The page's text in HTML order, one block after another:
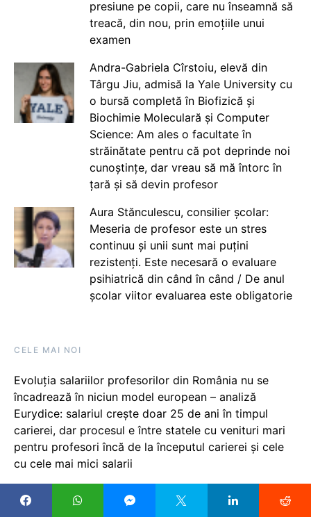
presiune pe copii, care nu înseamnă să
treacă, din nou, prin emoțiile unui
examen
Andra-Gabriela Cîrstoiu, elevă din
Târgu Jiu, admisă la Yale University cu
o bursă completă în Biofizică și
Biochimie Moleculară și Computer
Science: Am ales o facultate în
străinătate pentru că pot deprinde noi
cunoștințe, dar vreau să mă întorc în
țară și să devin profesor
Aura Stănculescu, consilier școlar:
Meseria de profesor este un stres
continuu și unii sunt mai puțini
rezistenți. Este necesară o evaluare
psihiatrică din când în când / De anul
școlar viitor evaluarea este obligatorie
CELE MAI NOI
Evoluția salariilor profesorilor din România nu se
încadrează în niciun model european – analiză
Eurydice: salariul crește doar 25 de ani în timpul
carierei, dar procesul e între statele cu venituri mari
pentru profesori încă de la începutul carierei și cele
cu cele mai mici salarii
Directoarea Violeta Estrella Bontilă: Anul școlar care
tocmai s-a încheiat a fost, probabil, unul dintre cei